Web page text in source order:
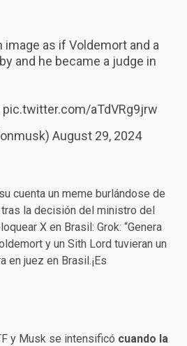
image as if Voldemort and a
and he became a judge in
pic.twitter.com/aTdVRg9jrw
August 29, 2024
cuenta un meme burlándose de
la decisión del ministro del
X en Brasil: Grok: “Genera
y un Sith Lord tuvieran un
en juez en Brasil.¡Es
y Musk se intensificó cuando la